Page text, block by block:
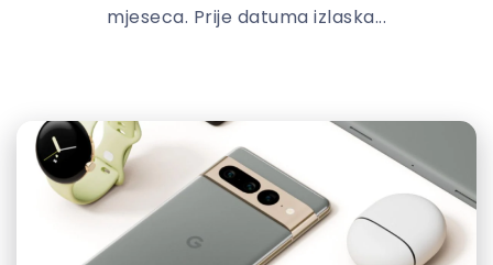
mjeseca. Prije datuma izlaska...